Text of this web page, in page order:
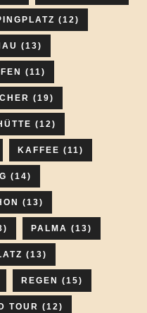
(12)
(13)
(11)
(19)
(12)
KAFFEE (11)
(14)
(13)
PALMA (13)
(13)
REGEN (15)
TOUR (12)